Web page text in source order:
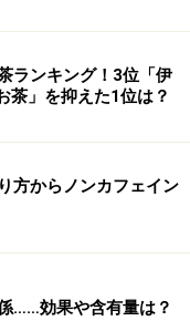
ランキング！3位「伊
茶」を抑えた1位は？
方からノンカフェイン
……効果や含有量は？